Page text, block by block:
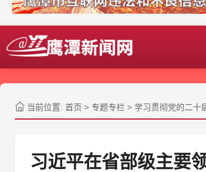
当前位置: 首页 > 专题专栏 > 学习贯彻党的二十
习近平在省部级主要